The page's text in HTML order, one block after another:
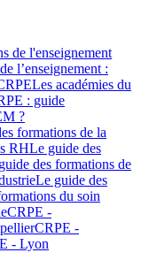
de l'enseignement
l’enseignement :
Les académies du
: guide
?
formations de la
RHLe guide des
des formations de
Le guide des
du soin
CRPE -
CRPE -
- Lyon